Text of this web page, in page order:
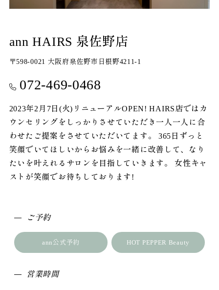
ann HAIRS 泉佐野店
〒598-0021 大阪府泉佐野市日根野4211-1
072-469-0468
2023年2月7日(火)リニューアルOPEN! HAIRS店ではカ
ウンセリングをしっかりさせていただき一人一人に合
わせたご提案をさせていただいてます。 365日ずっと
笑顔でいてほしいからお悩みを一緒に改善して、なり
たいを叶えれるサロンを目指していきます。 女性キャ
ストが笑顔でお待ちしております!
ご予約
ann公式予約 HOT PEPPER Beauty
営業時間